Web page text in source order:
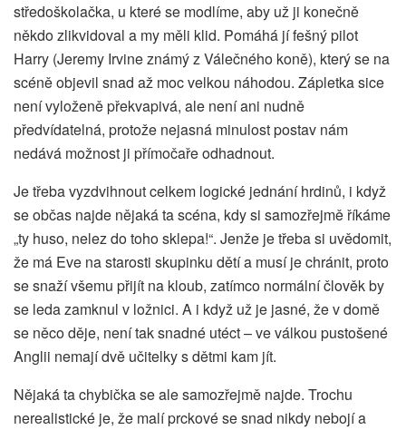
středoškolačka, u které se modlíme, aby už ji konečně
někdo zlikvidoval a my měli klid. Pomáhá jí fešný pilot
Harry (Jeremy Irvine známý z Válečného koně), který se na
scéně objevil snad až moc velkou náhodou. Zápletka sice
není vyloženě překvapivá, ale není ani nudně
předvídatelná, protože nejasná minulost postav nám
nedává možnost ji přímočaře odhadnout.
Je třeba vyzdvihnout celkem logické jednání hrdinů, i když
se občas najde nějaká ta scéna, kdy si samozřejmě říkáme
„ty huso, nelez do toho sklepa!“. Jenže je třeba si uvědomit,
že má Eve na starosti skupinku dětí a musí je chránit, proto
se snaží všemu přijít na kloub, zatímco normální člověk by
se leda zamknul v ložnici. A i když už je jasné, že v domě
se něco děje, není tak snadné utéct – ve válkou pustošené
Anglii nemají dvě učitelky s dětmi kam jít.
Nějaká ta chybička se ale samozřejmě najde. Trochu
nerealistické je, že malí prckové se snad nikdy nebojí a